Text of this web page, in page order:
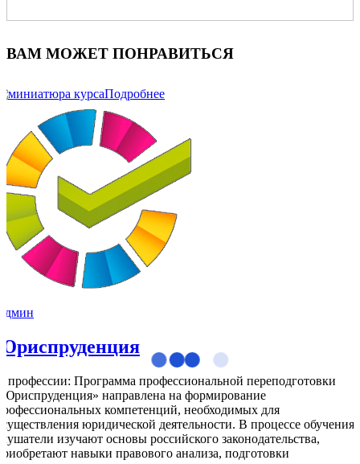
ВАМ МОЖЕТ ПОНРАВИТЬСЯ
Подробнее
профессии: Программа профессиональной переподготовки
направлена на формирование
компетенций, необходимых для
юридической деятельности. В процессе обучения
изучают основы российского законодательства,
навыки правового анализа, подготовки